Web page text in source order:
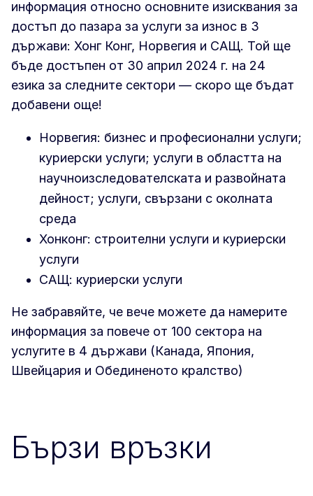
информация относно основните изисквания за
достъп до пазара за услуги за износ в 3
държави: Хонг Конг, Норвегия и САЩ. Той ще
бъде достъпен от 30 април 2024 г. на 24
езика за следните сектори — скоро ще бъдат
добавени още!
Норвегия: бизнес и професионални услуги;
куриерски услуги; услуги в областта на
научноизследователската и развойната
дейност; услуги, свързани с околната
среда
Хонконг: строителни услуги и куриерски
услуги
САЩ: куриерски услуги
Не забравяйте, че вече можете да намерите
информация за повече от 100 сектора на
услугите в 4 държави (Канада, Япония,
Швейцария и Обединеното кралство)
Бързи връзки